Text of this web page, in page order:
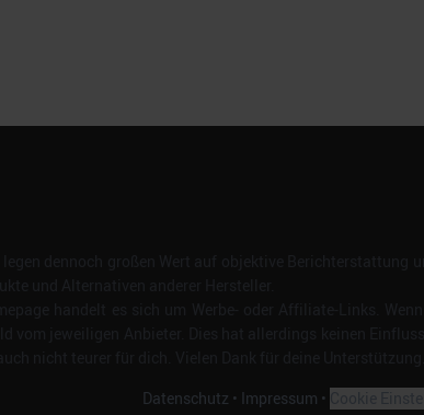
Datenschutz • Impressum •